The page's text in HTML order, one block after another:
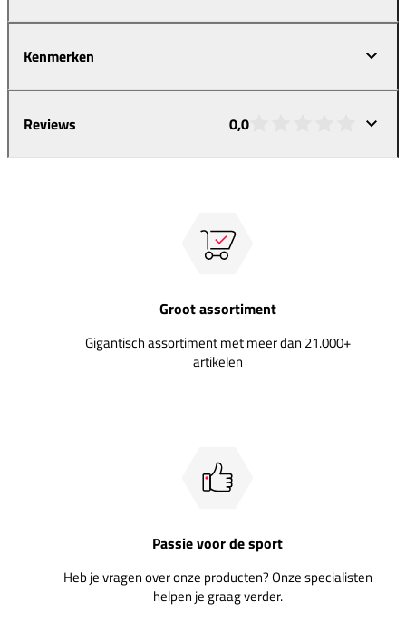
Kenmerken
Reviews 0,0
Groot assortiment
Gigantisch assortiment met meer dan 21.000+
artikelen
Passie voor de sport
Heb je vragen over onze producten? Onze specialisten
helpen je graag verder.